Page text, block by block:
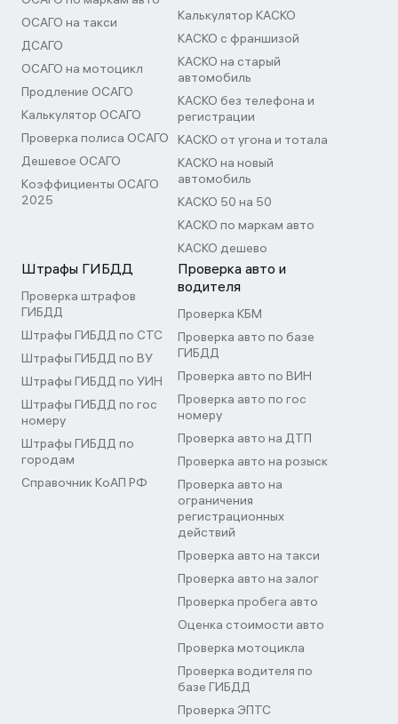
ОСАГО на такси
ДСАГО
ОСАГО на мотоцикл
Продление ОСАГО
Калькулятор ОСАГО
Проверка полиса ОСАГО
Дешевое ОСАГО
Коэффициенты ОСАГО
2025
Калькулятор КАСКО
КАСКО с франшизой
КАСКО на старый
автомобиль
КАСКО без телефона и
регистрации
КАСКО от угона и тотала
КАСКО на новый
автомобиль
КАСКО 50 на 50
КАСКО по маркам авто
КАСКО дешево
Штрафы ГИБДД
Проверка штрафов
ГИБДД
Штрафы ГИБДД по СТС
Штрафы ГИБДД по ВУ
Штрафы ГИБДД по УИН
Штрафы ГИБДД по гос
номеру
Штрафы ГИБДД по
городам
Справочник КоАП РФ
Проверка авто и
водителя
Проверка КБМ
Проверка авто по базе
ГИБДД
Проверка авто по ВИН
Проверка авто по гос
номеру
Проверка авто на ДТП
Проверка авто на розыск
Проверка авто на
ограничения
регистрационных
действий
Проверка авто на такси
Проверка авто на залог
Проверка пробега авто
Оценка стоимости авто
Проверка мотоцикла
Проверка водителя по
базе ГИБДД
Проверка ЭПТС